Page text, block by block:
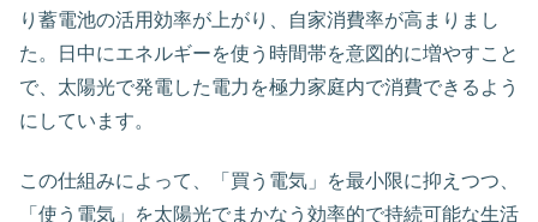
り蓄電池の活用効率が上がり、自家消費率が高まりまし
た。日中にエネルギーを使う時間帯を意図的に増やすこと
で、太陽光で発電した電力を極力家庭内で消費できるよう
にしています。
この仕組みによって、「買う電気」を最小限に抑えつつ、
「使う電気」を太陽光でまかなう効率的で持続可能な生活